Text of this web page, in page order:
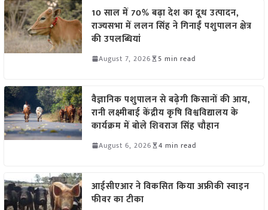
10 साल में 70% बढ़ा देश का दूध उत्पादन,
राज्यसभा में ललन सिंह ने गिनाईं पशुपालन क्षेत्र
की उपलब्धियां
August 7, 2026 5 min read
वैज्ञानिक पशुपालन से बढ़ेगी किसानों की आय,
रानी लक्ष्मीबाई केंद्रीय कृषि विश्वविद्यालय के
कार्यक्रम में बोले शिवराज सिंह चौहान
August 6, 2026 4 min read
आईसीएआर ने विकसित किया अफ्रीकी स्वाइन
फीवर का टीका